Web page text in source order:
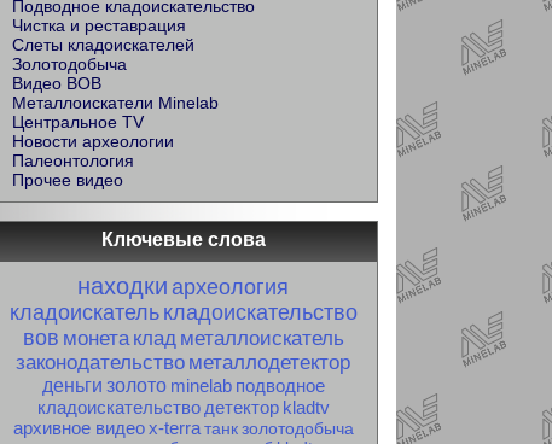
Подводное кладоискательство
Чистка и реставрация
Слеты кладоискателей
Золотодобыча
Видео ВОВ
Металлоискатели Minelab
Центральное TV
Новости археологии
Палеонтология
Прочее видео
Ключевые слова
находки археология
кладоискатель кладоискательство
вов монета клад металлоискатель
законодательство металлодетектор
деньги золото minelab подводное
кладоискательство детектор kladtv
архивное видео x-terra танк золотодобыча